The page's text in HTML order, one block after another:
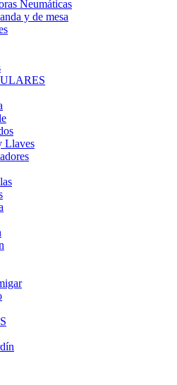
Neumáticas
y de mesa
Llaves